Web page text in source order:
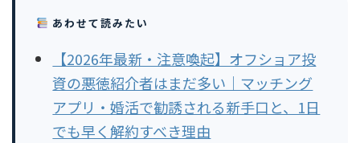
あわせて読みたい
【2026年最新・注意喚起】オフショア投
資の悪徳紹介者はまだ多い｜マッチング
アプリ・婚活で勧誘される新手口と、1日
でも早く解約すべき理由